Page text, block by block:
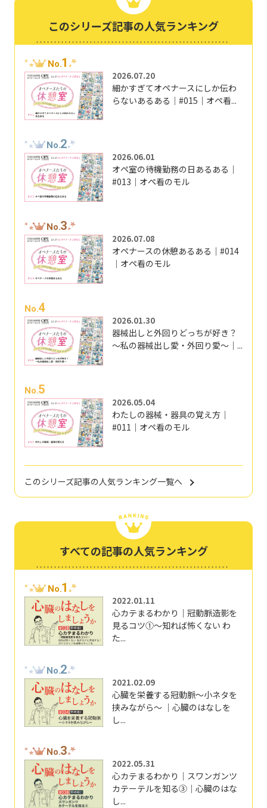
このシリーズ記事の人気ランキング
No.1
2026.07.20
細かすぎてオペナースにしか伝わ
らないあるある｜#015｜オペ看...
No.2
2026.06.01
オペ室の待機勤務の日あるある｜
#013｜オペ看のモル
No.3
2026.07.08
オペナースの休憩あるある｜#014
｜オペ看のモル
No.4
2026.01.30
器械出しと外回りどっちが好き？
～私の器械出し愛・外回り愛～｜...
No.5
2026.05.04
わたしの器械・器具の覚え方｜
#011｜オペ看のモル
このシリーズ記事の人気ランキング一覧へ
すべての記事の人気ランキング
No.1
2022.01.11
心カテまるわかり｜冠動脈造影を
見るコツ①～知れば怖くない わ
た...
No.2
2021.02.09
心臓を栄養する冠動脈～小ネタを
挟みながら～ ｜心臓のはなしを
し...
No.3
2022.05.31
心カテまるわかり｜スワンガンツ
カテーテルを知る③｜心臓のはな
し...